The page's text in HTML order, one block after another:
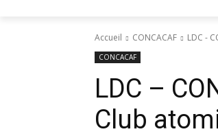
Accueil CONCACAF LDC -
CONCACAF
LDC –
Club